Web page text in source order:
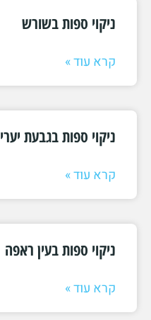
ניקוי ספות בשורש
קרא עוד »
ניקוי ספות בגבעת יערים
קרא עוד »
ניקוי ספות בעין ראפה
קרא עוד »